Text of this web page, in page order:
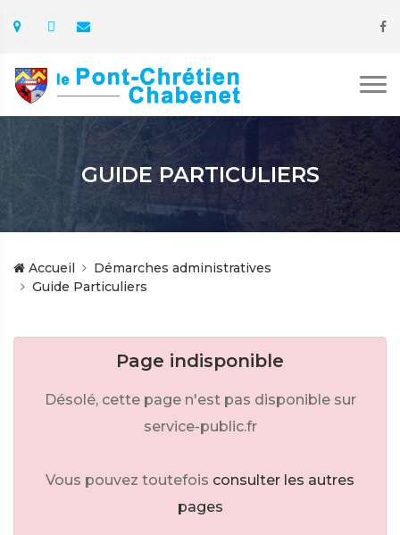
GUIDE PARTICULIERS
Accueil
Démarches administratives
Guide Particuliers
Page indisponible
Désolé, cette page n'est pas disponible sur
service-public.fr
Vous pouvez toutefois consulter les autres
pages